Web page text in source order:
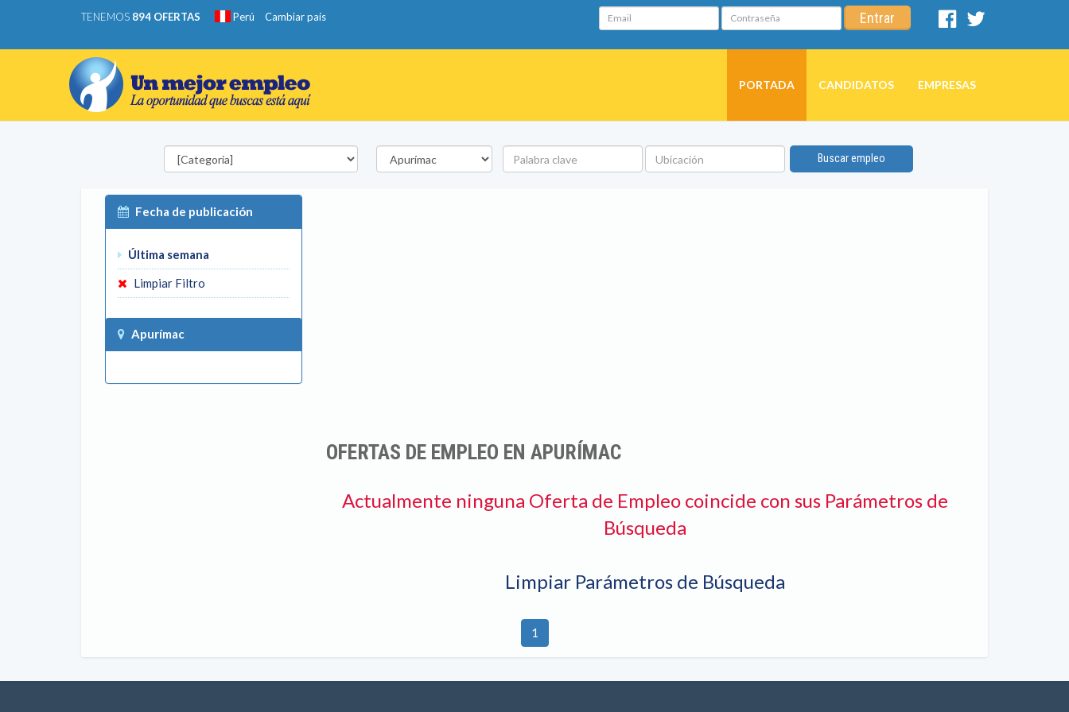
TENEMOS 894 OFERTAS Perú Cambiar país Email Contraseña Entrar
Facebook
PORTADA CANDIDATOS EMPRESAS
Categorías Departamento
Palabra
clave
Ubicación
Buscar empleo
Fecha de publicación
Última semana
Limpiar Filtro
Apurímac
OFERTAS DE EMPLEO EN APURÍMAC
Actualmente ninguna Oferta de Empleo coincide con sus Parámetros de
Búsqueda
Limpiar Parámetros de Búsqueda
1